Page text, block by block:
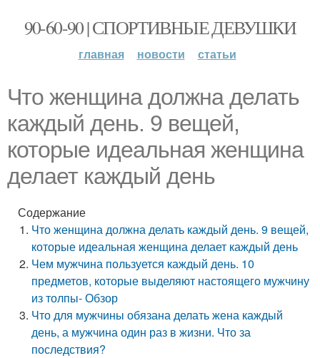
90-60-90 | СПОРТИВНЫЕ ДЕВУШКИ
главная новости статьи
Что женщина должна делать
каждый день. 9 вещей,
которые идеальная женщина
делает каждый день
Содержание
Что женщина должна делать каждый день. 9 вещей,
которые идеальная женщина делает каждый день
Чем мужчина пользуется каждый день. 10
предметов, которые выделяют настоящего мужчину
из толпы- Обзор
Что для мужчины обязана делать жена каждый
день, а мужчина один раз в жизни. Что за
последствия?